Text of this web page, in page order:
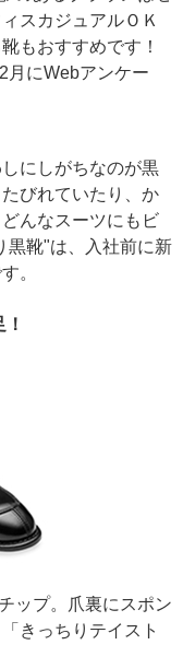
スカジュアルＯＫ
もおすすめです！
月にWebアンケー
にしがちなのが黒
びれていたり、か
んなスーツにもビ
黒靴"は、入社前に新
。
ップ。爪裏にスポン
きっちりテイスト